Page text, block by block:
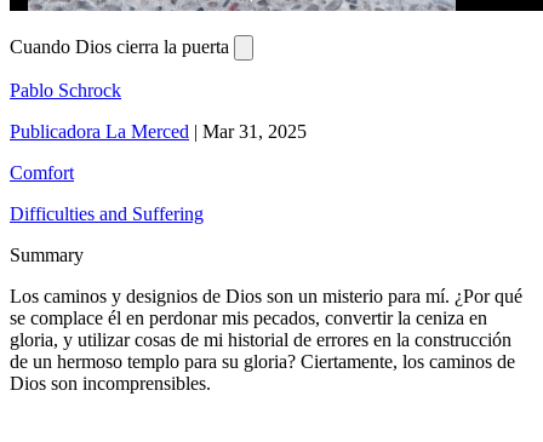
Cuando Dios cierra la puerta
Pablo Schrock
Publicadora La Merced | Mar 31, 2025
Comfort
Difficulties and Suffering
Summary
Los caminos y designios de Dios son un misterio para mí. ¿Por qué
se complace él en perdonar mis pecados, convertir la ceniza en
gloria, y utilizar cosas de mi historial de errores en la construcción
de un hermoso templo para su gloria? Ciertamente, los caminos de
Dios son incomprensibles.